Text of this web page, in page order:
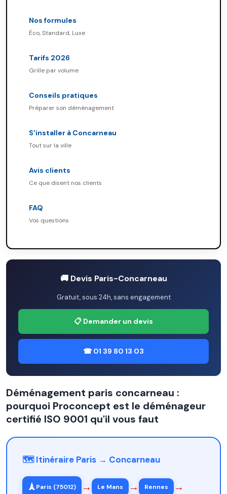
Nos formules
Éco, Standard, Luxe
Tarifs 2026
Grille par volume
Conseils pratiques
Préparer son déménagement
S'installer à Concarneau
Tout sur la ville
Avis clients
Ce que disent nos clients
FAQ
Vos questions
🚚 Devis Paris-Concarneau
Gratuit, sous 24h, sans engagement
📋 Demander un devis
☎ 01 39 80 13 03
Déménagement paris concarneau :
pourquoi Proconcept est le déménageur
certifié ISO 9001 qu'il vous faut
🗺️ Itinéraire Paris → Concarneau
🗼Paris (75012) → Le Mans → Rennes →